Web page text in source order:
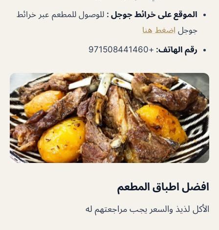
الموقع على خرائط جوجل : للوصول للمطعم عبر خرائط
جوجل اضغط هنا
رقم الهاتف:
+971508441460
افضل اطباق المطعم
الأكل لذيذ والسعر يجب مراجعتهم له